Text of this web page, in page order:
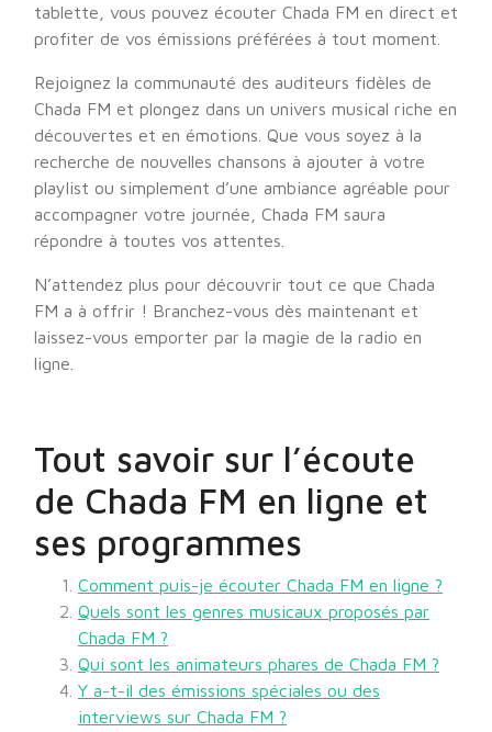
tablette, vous pouvez écouter Chada FM en direct et
profiter de vos émissions préférées à tout moment.
Rejoignez la communauté des auditeurs fidèles de
Chada FM et plongez dans un univers musical riche en
découvertes et en émotions. Que vous soyez à la
recherche de nouvelles chansons à ajouter à votre
playlist ou simplement d’une ambiance agréable pour
accompagner votre journée, Chada FM saura
répondre à toutes vos attentes.
N’attendez plus pour découvrir tout ce que Chada
FM a à offrir ! Branchez-vous dès maintenant et
laissez-vous emporter par la magie de la radio en
ligne.
Tout savoir sur l’écoute
de Chada FM en ligne et
ses programmes
Comment puis-je écouter Chada FM en ligne ?
Quels sont les genres musicaux proposés par
Chada FM ?
Qui sont les animateurs phares de Chada FM ?
Y a-t-il des émissions spéciales ou des
interviews sur Chada FM ?